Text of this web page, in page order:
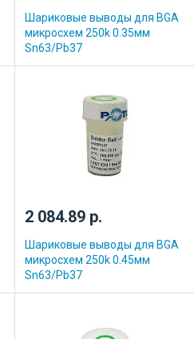
Шариковые выводы для BGA
микросхем 250k 0.35мм
Sn63/Pb37
2 084.89 р.
Шариковые выводы для BGA
микросхем 250k 0.45мм
Sn63/Pb37